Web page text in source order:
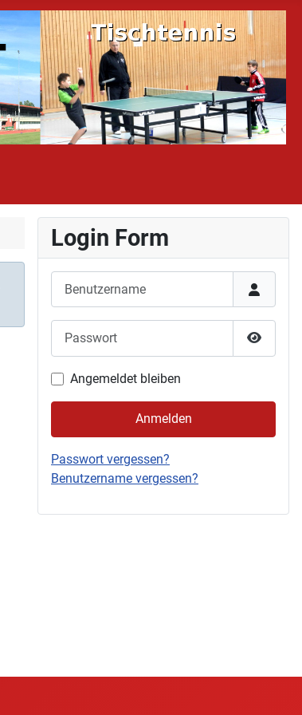
Login Form
Angemeldet bleiben
Anmelden
Passwort vergessen?
Benutzername vergessen?